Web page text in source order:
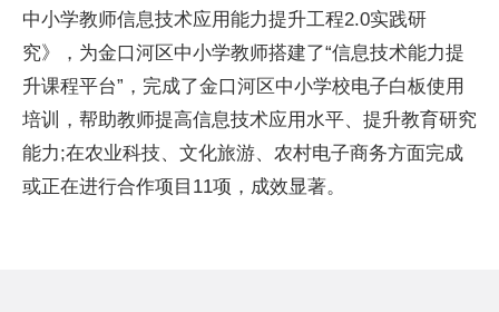
中小学教师信息技术应用能力提升工程2.0实践研
究》，为金口河区中小学教师搭建了“信息技术能力提
升课程平台”，完成了金口河区中小学校电子白板使用
培训，帮助教师提高信息技术应用水平、提升教育研究
能力;在农业科技、文化旅游、农村电子商务方面完成
或正在进行合作项目11项，成效显著。